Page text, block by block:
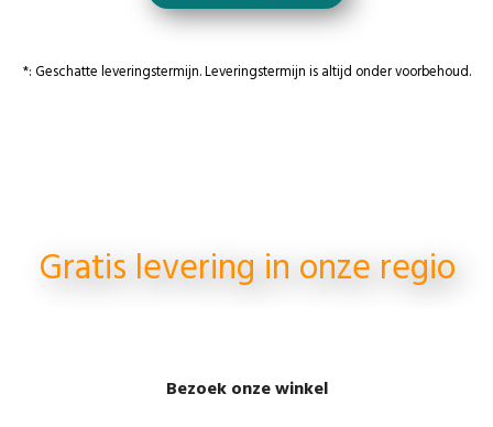
*: Geschatte leveringstermijn. Leveringstermijn is altijd onder voorbehoud.
Gratis levering in onze regio
Bezoek onze winkel